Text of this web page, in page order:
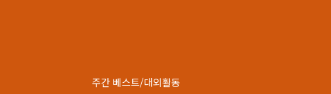
주간 베스트/대외활동